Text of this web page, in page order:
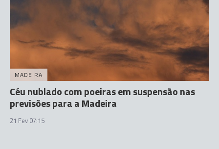
MADEIRA
Céu nublado com poeiras em suspensão nas
previsões para a Madeira
21 Fev 07:15